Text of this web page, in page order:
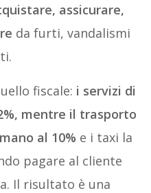
assicurare,
da furti, vandalismi
fiscale: i servizi di
mentre il trasporto
al 10% e i taxi la
pagare al cliente
Il risultato è una